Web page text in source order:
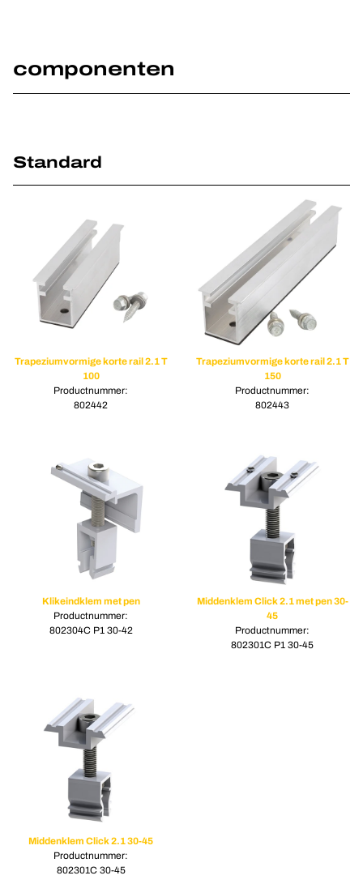
componenten
Standard
Trapeziumvormige korte rail 2.1 T
100
Productnummer:
802442
Trapeziumvormige korte rail 2.1 T
150
Productnummer:
802443
Klikeindklem met pen
Productnummer:
802304C P1 30-42
Middenklem Click 2.1 met pen 30-
45
Productnummer:
802301C P1 30-45
Middenklem Click 2.1 30-45
Productnummer:
802301C 30-45